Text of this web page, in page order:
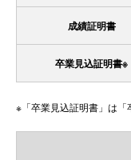
成績証明書
卒業見込証明書※
※「卒業見込証明書」は「